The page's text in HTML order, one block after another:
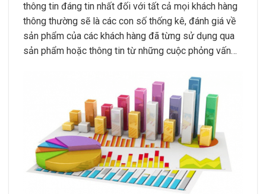
thông tin đáng tin nhất đối với tất cả mọi khách hàng
thông thường sẽ là các con số thống kê, đánh giá về
sản phẩm của các khách hàng đã từng sử dụng qua
sản phẩm hoặc thông tin từ những cuộc phỏng vấn…